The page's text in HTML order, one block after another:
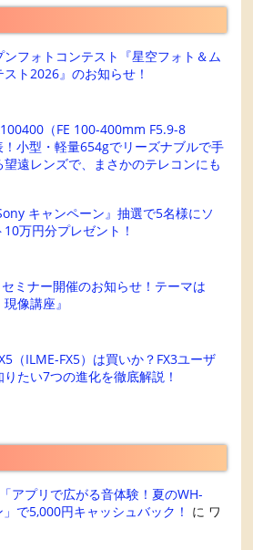
ンフォトコンテスト『星空フォト＆ム
ト2026』のお知らせ！
（FE 100-400mm F5.9-8
！小型・軽量654gでリーズナブルで手
遠レンズで、まさかのテレコンにも
キャンペーン』抽選で5名様にソ
万円分プレゼント！
ミナー開催のお知らせ！テーマは
像講座』
（ILME-FX5）は買いか？FX3ユーザ
たい7つの進化を徹底解説！
アプリで広がる音体験！夏のWH-
で5,000円キャッシュバック！ に ワ